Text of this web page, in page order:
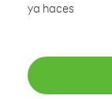
ya haces